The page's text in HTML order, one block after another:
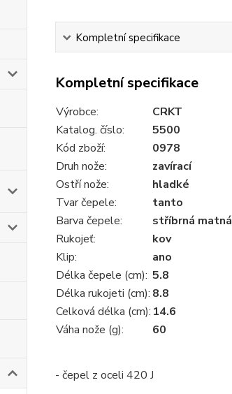
Kompletní specifikace
Kompletní specifikace
Výrobce:
CRKT
Katalog. číslo:
5500
Kód zboží:
0978
Druh nože:
zavírací
Ostří nože:
hladké
Tvar čepele:
tanto
Barva čepele:
stříbrná matná
Rukojeť:
kov
Klip:
ano
Délka čepele (cm): 5.8
Délka rukojeti (cm): 8.8
Celková délka (cm): 14.6
Váha nože (g):
60
- čepel z oceli 420 J